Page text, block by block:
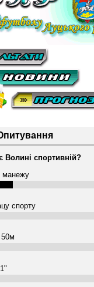
Волині спортивній?
манежу
спорту
50м